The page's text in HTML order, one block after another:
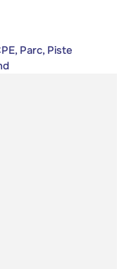
Parc, Piste